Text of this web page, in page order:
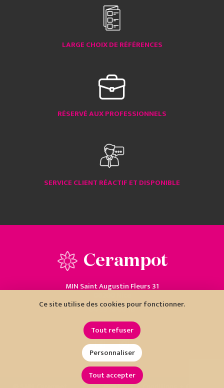
LARGE CHOIX DE RÉFÉRENCES
RÉSERVÉ AUX PROFESSIONNELS
SERVICE CLIENT RÉACTIF ET DISPONIBLE
Cerampot
MIN Saint Augustin Fleurs 31
04 93 18 80 10
Ce site utilise des cookies pour fonctionner.
Tout refuser
Personnaliser
Tout accepter